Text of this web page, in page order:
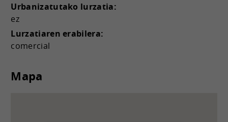
Urbanizatutako lurzatia:
ez
Lurzatiaren erabilera:
comercial
Mapa